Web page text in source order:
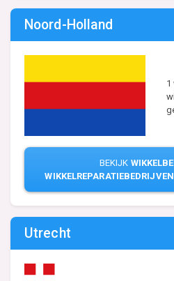
Noord-Holland
1
BEKIJK
Utrecht